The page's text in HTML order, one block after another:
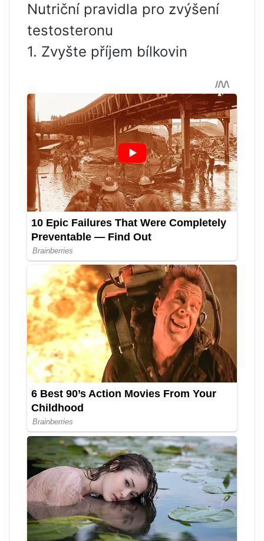
Nutriční pravidla pro zvýšení
testosteronu
1. Zvyšte příjem bílkovin